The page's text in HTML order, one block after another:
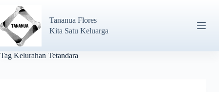
Tananua Flores
Kita Satu Keluarga
Tag Kelurahan Tetandara